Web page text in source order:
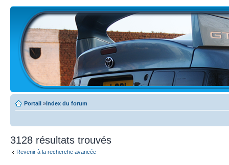
Portail »Index du forum
3128 résultats trouvés
Revenir à la recherche avancée